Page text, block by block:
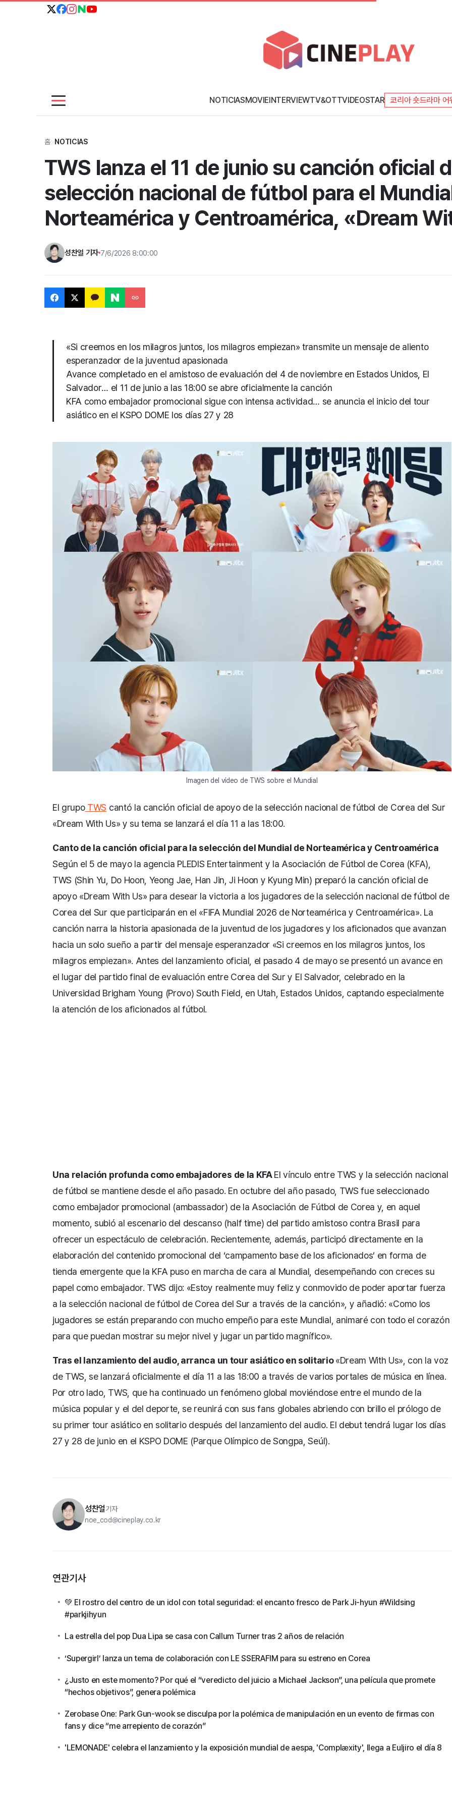
NOTICIASMOVIEINTERVIEWTV&OTTVIDEOSTAR 코리아 숏드라마 어
홈>NOTICIAS
TWS lanza el 11 de junio su canción oficial
selección nacional de fútbol para el
Norteamérica y Centroamérica, «Dream
성찬얼 기자 7/6/2026 8:00:00
«Si creemos en los milagros juntos, los milagros empiezan» transmite un mensaje de aliento
esperanzador de la juventud apasionada
Avance completado en el amistoso de evaluación del 4 de noviembre en Estados Unidos, El
Salvador… el 11 de junio a las 18:00 se abre oficialmente la canción
KFA como embajador promocional sigue con intensa actividad… se anuncia el inicio del tour
asiático en el KSPO DOME los días 27 y 28
Imagen del vídeo de TWS sobre el Mundial
El grupoTWS cantó la canción oficial de apoyo de la selección nacional de fútbol de Corea del Sur
«Dream With Us» y su tema se lanzará el día 11 a las 18:00.
Canto de la canción oficial para la selección del Mundial de Norteamérica y Centroamérica
Según el 5 de mayo la agencia PLEDIS Entertainment y la Asociación de Fútbol de Corea (KFA),
TWS (Shin Yu, Do Hoon, Yeong Jae, Han Jin, Ji Hoon y Kyung Min) preparó la canción oficial de
apoyo «Dream With Us» para desear la victoria a los jugadores de la selección nacional de fútbol de
Corea del Sur que participarán en el «FIFA Mundial 2026 de Norteamérica y Centroamérica». La
canción narra la historia apasionada de la juventud de los jugadores y los aficionados que avanzan
hacia un solo sueño a partir del mensaje esperanzador «Si creemos en los milagros juntos, los
milagros empiezan». Antes del lanzamiento oficial, el pasado 4 de mayo se presentó un avance en
el lugar del partido final de evaluación entre Corea del Sur y El Salvador, celebrado en la
Universidad Brigham Young (Provo) South Field, en Utah, Estados Unidos, captando especialmente
la atención de los aficionados al fútbol.
Una relación profunda como embajadores de la KFAEl vínculo entre TWS y la selección nacional
de fútbol se mantiene desde el año pasado. En octubre del año pasado, TWS fue seleccionado
como embajador promocional (ambassador) de la Asociación de Fútbol de Corea y, en aquel
momento, subió al escenario del descanso (half time) del partido amistoso contra Brasil para
ofrecer un espectáculo de celebración. Recientemente, además, participó directamente en la
elaboración del contenido promocional del ‘campamento base de los aficionados’ en forma de
tienda emergente que la KFA puso en marcha de cara al Mundial, desempeñando con creces su
papel como embajador. TWS dijo: «Estoy realmente muy feliz y conmovido de poder aportar fuerza
a la selección nacional de fútbol de Corea del Sur a través de la canción», y añadió: «Como los
jugadores se están preparando con mucho empeño para este Mundial, animaré con todo el corazón
para que puedan mostrar su mejor nivel y jugar un partido magnífico».
Tras el lanzamiento del audio, arranca un tour asiático en solitario«Dream With Us», con la voz
de TWS, se lanzará oficialmente el día 11 a las 18:00 a través de varios portales de música en línea.
Por otro lado, TWS, que ha continuado un fenómeno global moviéndose entre el mundo de la
música popular y el del deporte, se reunirá con sus fans globales abriendo con brillo el prólogo de
su primer tour asiático en solitario después del lanzamiento del audio. El debut tendrá lugar los días
27 y 28 de junio en el KSPO DOME (Parque Olímpico de Songpa, Seúl).
성찬얼기자
noe_cod@cineplay.co.kr
연관기사
💚 El rostro del centro de un idol con total seguridad: el encanto fresco de Park Ji-hyun #Wildsing
#parkjihyun
La estrella del pop Dua Lipa se casa con Callum Turner tras 2 años de relación
‘Supergirl’ lanza un tema de colaboración con LE SSERAFIM para su estreno en Corea
¿Justo en este momento? Por qué el “veredicto del juicio a Michael Jackson”, una película que promete
“hechos objetivos”, genera polémica
Zerobase One: Park Gun-wook se disculpa por la polémica de manipulación en un evento de firmas con
fans y dice “me arrepiento de corazón”
'LEMONADE' celebra el lanzamiento y la exposición mundial de aespa, 'Complæxity', llega a Euljiro el día 8